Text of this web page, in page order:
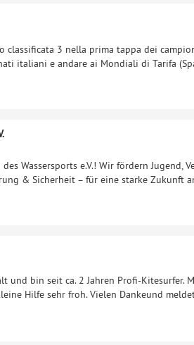
classificata 3 nella prima tappa dei
italiani e andare ai Mondiali di Tarifa
Wassersports e.V.! Wir fördern Jugend,
& Sicherheit – für eine starke Zukunft
und bin seit ca. 2 Jahren Profi-Kitesurfer.
Hilfe sehr froh. Vielen Dankeund